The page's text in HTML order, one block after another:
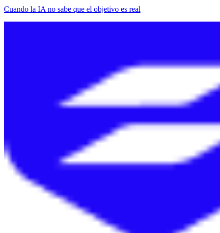
Cuando la IA no sabe que el objetivo es real